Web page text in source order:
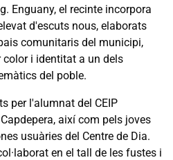
Enguany, el recinte incorpora
d'escuts nous, elaborats
comunitaris del municipi,
i identitat a un dels
del poble.
per l'alumnat del CEIP
així com pels joves
usuàries del Centre de Dia.
en el tall de les fustes i